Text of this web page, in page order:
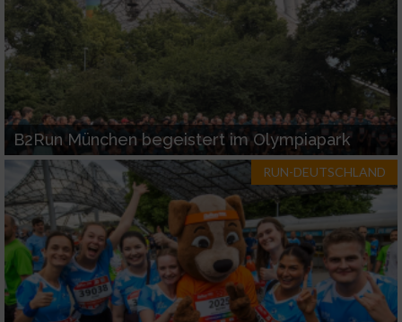
B2Run München begeistert im Olympiapark
RUN-DEUTSCHLAND